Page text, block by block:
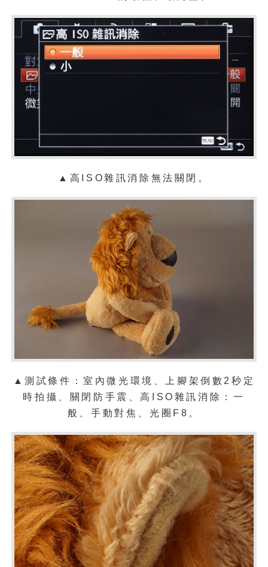
▲高ISO雜訊消除無法關閉。
▲測試條件：室內微光環境、上腳架倒數2秒定
時拍攝、關閉防手震、高ISO雜訊消除：一
般、手動對焦、光圈F8。